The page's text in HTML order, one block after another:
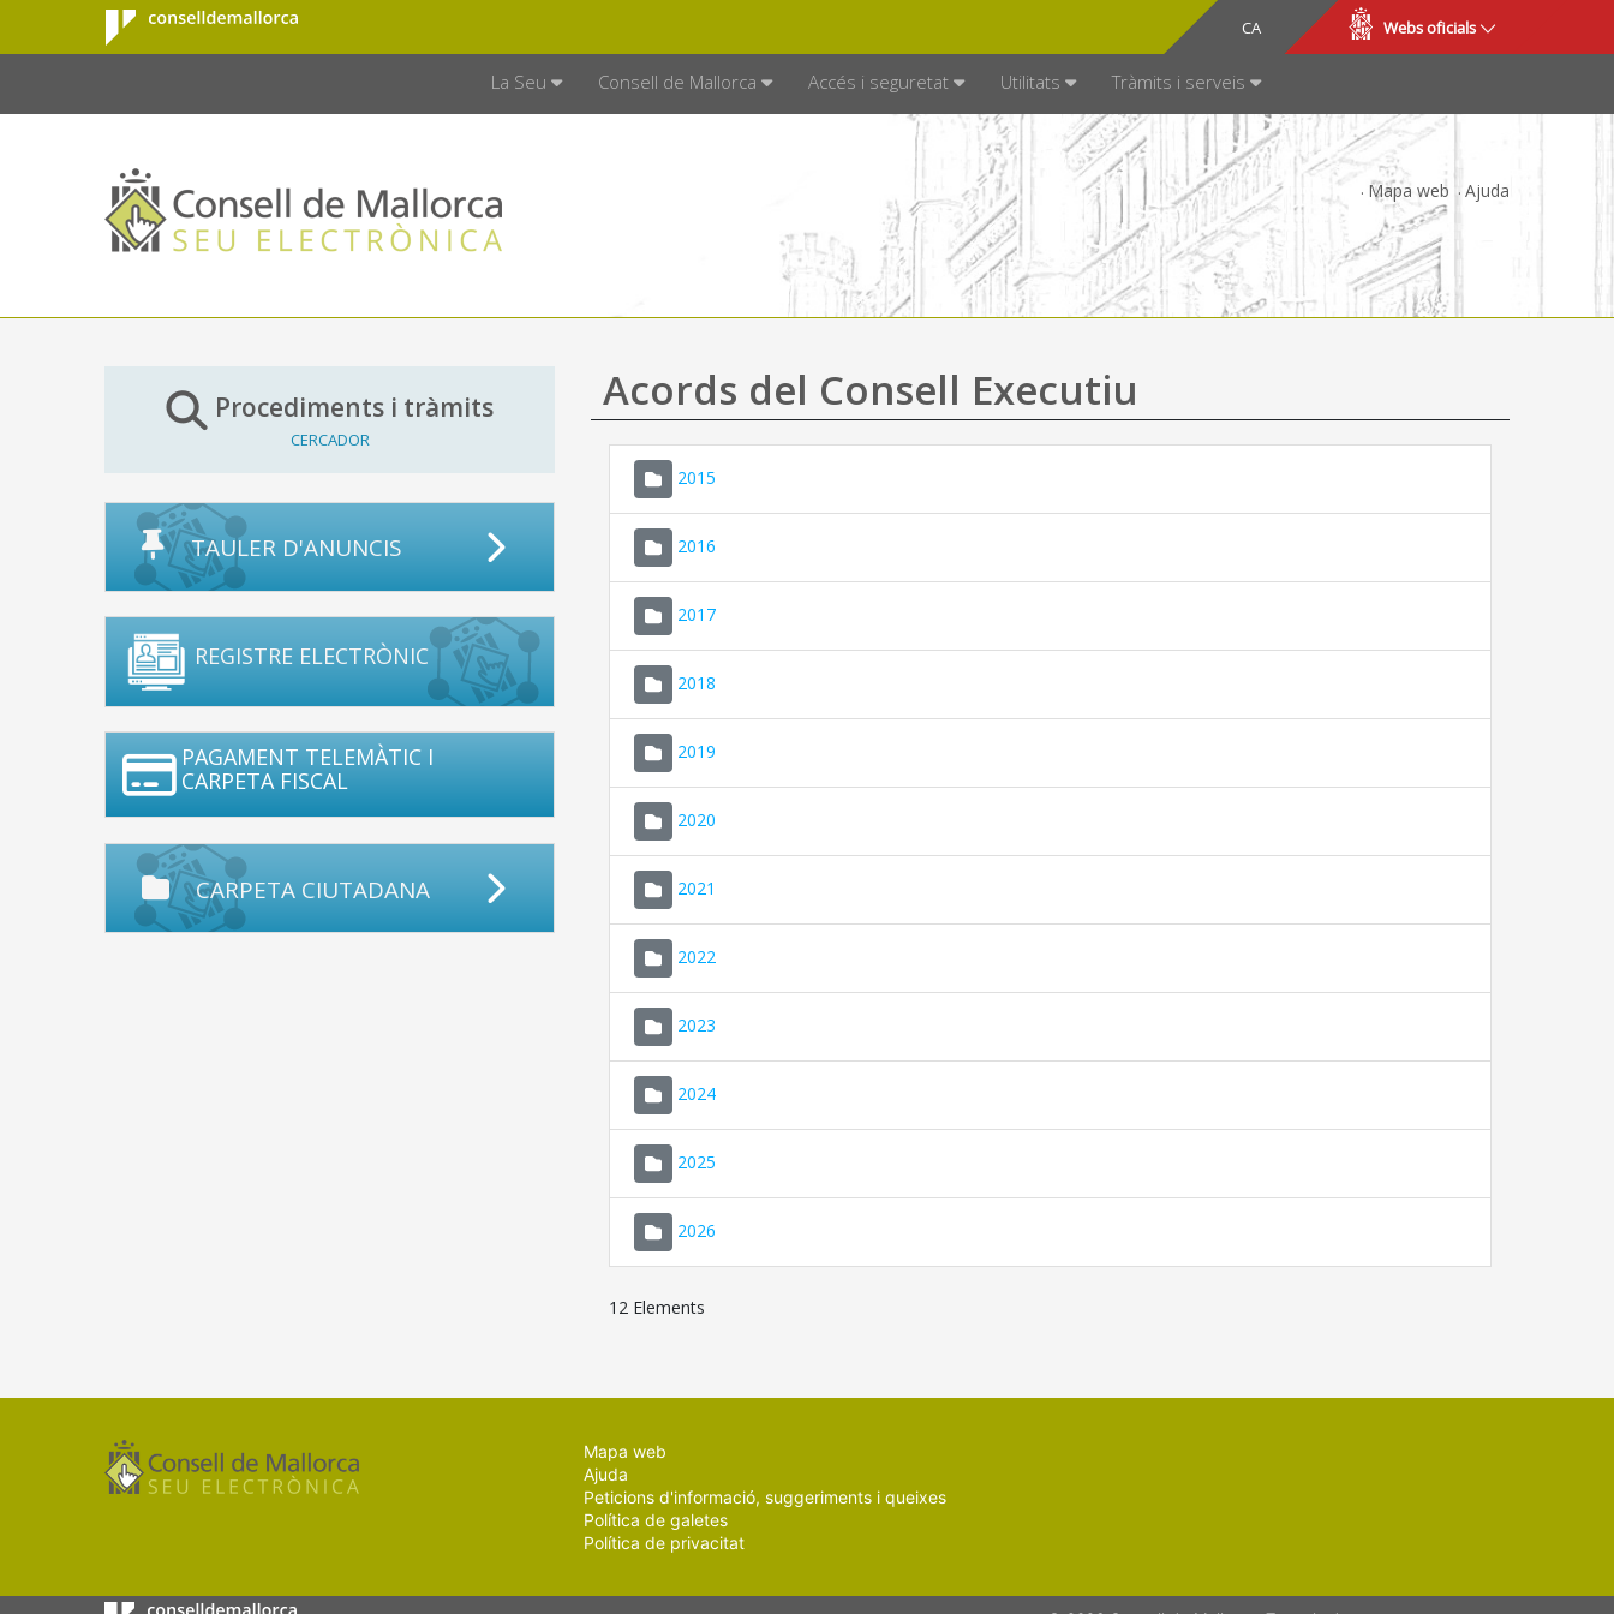
Salta al contingut principal
Consell de
Mallorca
CA
ES Webs oficials
La Seu Consell de Mallorca Accés i seguretat Utilitats Tràmits i serveis
Mapa web Ajuda
Procediments i tràmits
CERCADOR
TAULER D'ANUNCIS
REGISTRE ELECTRÒNIC
PAGAMENT TELEMÀTIC I
CARPETA FISCAL
CARPETA CIUTADANA
Acords del Consell Executiu
2015
2016
2017
2018
2019
2020
2021
2022
2023
2024
2025
2026
12 Elements
Mapa web
Ajuda
Peticions d'informació, suggeriments i queixes
Política de galetes
Política de privacitat